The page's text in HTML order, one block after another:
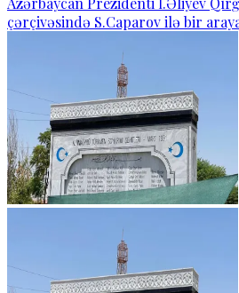
çərçivəsində S.Caparov ilə bir